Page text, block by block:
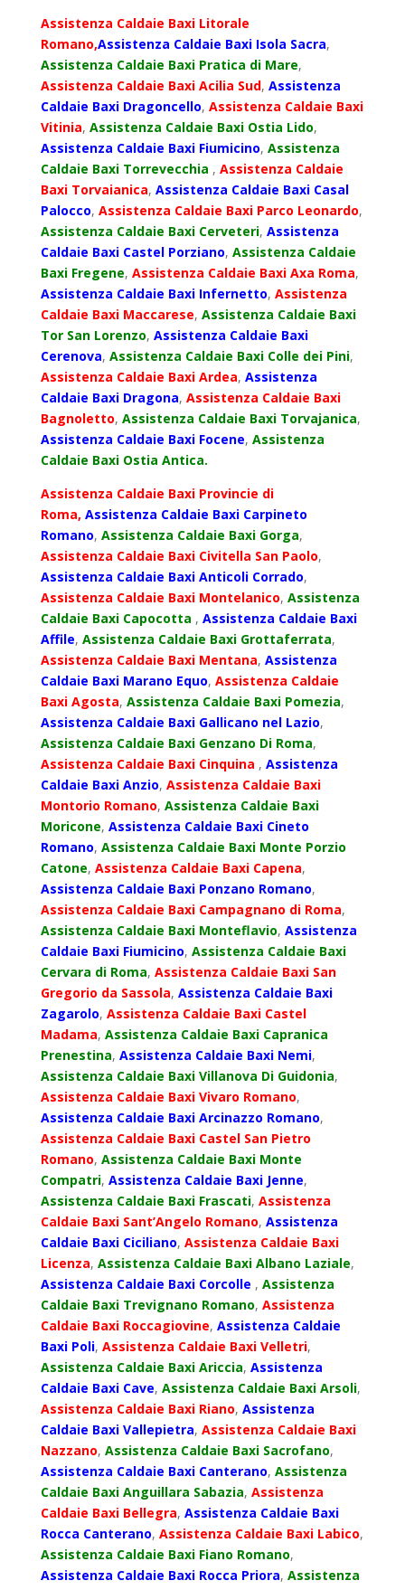
Assistenza Caldaie Baxi Litorale
Romano,Assistenza Caldaie Baxi Isola Sacra,
Assistenza Caldaie Baxi Pratica di Mare,
Assistenza Caldaie Baxi Acilia Sud, Assistenza
Caldaie Baxi Dragoncello, Assistenza Caldaie Baxi
Vitinia, Assistenza Caldaie Baxi Ostia Lido,
Assistenza Caldaie Baxi Fiumicino, Assistenza
Caldaie Baxi Torrevecchia , Assistenza Caldaie
Baxi Torvaianica, Assistenza Caldaie Baxi Casal
Palocco, Assistenza Caldaie Baxi Parco Leonardo,
Assistenza Caldaie Baxi Cerveteri, Assistenza
Caldaie Baxi Castel Porziano, Assistenza Caldaie
Baxi Fregene, Assistenza Caldaie Baxi Axa Roma,
Assistenza Caldaie Baxi Infernetto, Assistenza
Caldaie Baxi Maccarese, Assistenza Caldaie Baxi
Tor San Lorenzo, Assistenza Caldaie Baxi
Cerenova, Assistenza Caldaie Baxi Colle dei Pini,
Assistenza Caldaie Baxi Ardea, Assistenza
Caldaie Baxi Dragona, Assistenza Caldaie Baxi
Bagnoletto, Assistenza Caldaie Baxi Torvajanica,
Assistenza Caldaie Baxi Focene, Assistenza
Caldaie Baxi Ostia Antica.
Assistenza Caldaie Baxi Provincie di
Roma, Assistenza Caldaie Baxi Carpineto
Romano, Assistenza Caldaie Baxi Gorga,
Assistenza Caldaie Baxi Civitella San Paolo,
Assistenza Caldaie Baxi Anticoli Corrado,
Assistenza Caldaie Baxi Montelanico, Assistenza
Caldaie Baxi Capocotta , Assistenza Caldaie Baxi
Affile, Assistenza Caldaie Baxi Grottaferrata,
Assistenza Caldaie Baxi Mentana, Assistenza
Caldaie Baxi Marano Equo, Assistenza Caldaie
Baxi Agosta, Assistenza Caldaie Baxi Pomezia,
Assistenza Caldaie Baxi Gallicano nel Lazio,
Assistenza Caldaie Baxi Genzano Di Roma,
Assistenza Caldaie Baxi Cinquina , Assistenza
Caldaie Baxi Anzio, Assistenza Caldaie Baxi
Montorio Romano, Assistenza Caldaie Baxi
Moricone, Assistenza Caldaie Baxi Cineto
Romano, Assistenza Caldaie Baxi Monte Porzio
Catone, Assistenza Caldaie Baxi Capena,
Assistenza Caldaie Baxi Ponzano Romano,
Assistenza Caldaie Baxi Campagnano di Roma,
Assistenza Caldaie Baxi Monteflavio, Assistenza
Caldaie Baxi Fiumicino, Assistenza Caldaie Baxi
Cervara di Roma, Assistenza Caldaie Baxi San
Gregorio da Sassola, Assistenza Caldaie Baxi
Zagarolo, Assistenza Caldaie Baxi Castel
Madama, Assistenza Caldaie Baxi Capranica
Prenestina, Assistenza Caldaie Baxi Nemi,
Assistenza Caldaie Baxi Villanova Di Guidonia,
Assistenza Caldaie Baxi Vivaro Romano,
Assistenza Caldaie Baxi Arcinazzo Romano,
Assistenza Caldaie Baxi Castel San Pietro
Romano, Assistenza Caldaie Baxi Monte
Compatri, Assistenza Caldaie Baxi Jenne,
Assistenza Caldaie Baxi Frascati, Assistenza
Caldaie Baxi Sant’Angelo Romano, Assistenza
Caldaie Baxi Ciciliano, Assistenza Caldaie Baxi
Licenza, Assistenza Caldaie Baxi Albano Laziale,
Assistenza Caldaie Baxi Corcolle , Assistenza
Caldaie Baxi Trevignano Romano, Assistenza
Caldaie Baxi Roccagiovine, Assistenza Caldaie
Baxi Poli, Assistenza Caldaie Baxi Velletri,
Assistenza Caldaie Baxi Ariccia, Assistenza
Caldaie Baxi Cave, Assistenza Caldaie Baxi Arsoli,
Assistenza Caldaie Baxi Riano, Assistenza
Caldaie Baxi Vallepietra, Assistenza Caldaie Baxi
Nazzano, Assistenza Caldaie Baxi Sacrofano,
Assistenza Caldaie Baxi Canterano, Assistenza
Caldaie Baxi Anguillara Sabazia, Assistenza
Caldaie Baxi Bellegra, Assistenza Caldaie Baxi
Rocca Canterano, Assistenza Caldaie Baxi Labico,
Assistenza Caldaie Baxi Fiano Romano,
Assistenza Caldaie Baxi Rocca Priora, Assistenza